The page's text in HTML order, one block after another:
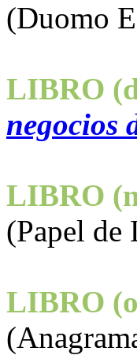
(Duomo
LIBRO
negocios
LIBRO
(Papel de
LIBRO